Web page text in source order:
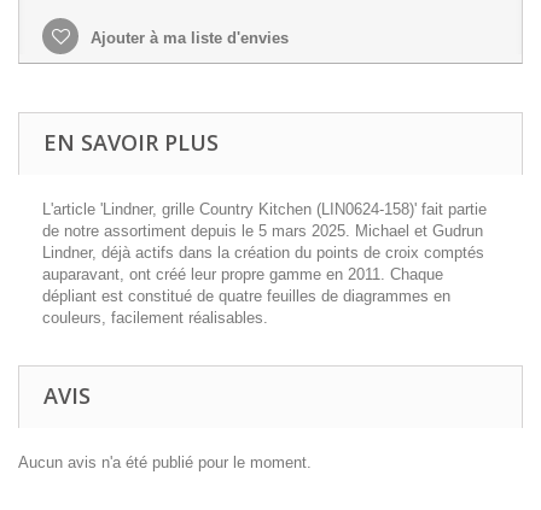
Ajouter à ma liste d'envies
EN SAVOIR PLUS
L'article 'Lindner, grille Country Kitchen (LIN0624-158)' fait partie
de notre assortiment depuis le 5 mars 2025. Michael et Gudrun
Lindner, déjà actifs dans la création du points de croix comptés
auparavant, ont créé leur propre gamme en 2011. Chaque
dépliant est constitué de quatre feuilles de diagrammes en
couleurs, facilement réalisables.
AVIS
Aucun avis n'a été publié pour le moment.